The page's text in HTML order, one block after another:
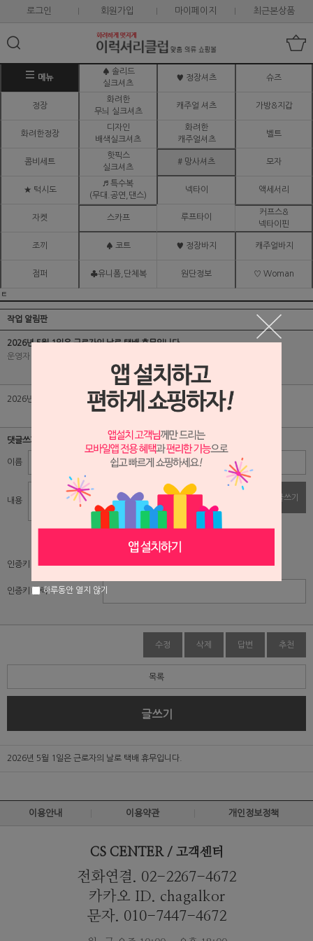
로그인 회원가입 마이페이지 최근본상품
메뉴
♠ 솔리드
실크셔츠
♥ 정장셔츠 슈즈
정장
화려한
무늬 실크셔츠
캐주얼 셔츠 가방&지갑
화려한정장
디자인
배색실크셔츠
화려한
캐주얼셔츠
벨트
콤비세트
핫픽스
실크셔츠
# 망사셔츠 모자
★ 턱시도
♬ 특수복
(무대.공연,댄스)
넥타이 액세서리
자켓 스카프 루프타이
커프스&
넥타이핀
조끼 ♠ 코트 ♥ 정장바지 캐주얼바지
점퍼 ♣유니폼,단체복 원단정보 ♡ Woman
ㅌ
작업 알림판
2026년 5월 1일은 근로자의 날로 택배 휴무입니다.
운영자
2026년 5월 1일은 근로자의 날로 택배 휴무로 배송 업무가 없습니다.
댓글쓰기
이름 비밀번호
내용 댓글쓰기
자동입력방지 프로그램
인증키 보기
인증키 입력
수정 삭제 답변 추천
목록
글쓰기
2026년 5월 1일은 근로자의 날로 택배 휴무입니다.
이용안내 이용약관 개인정보정책
CS CENTER / 고객센터
전화연결. 02-2267-4672
카카오 ID. chagalkor
문자. 010-7447-4672
하루동안 열지 않기